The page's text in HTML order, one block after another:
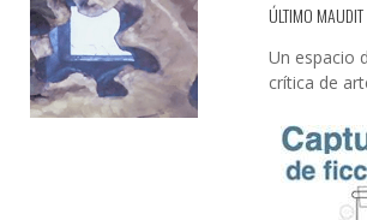
ÚLTIMO MAUDIT
Un espacio
crítica de